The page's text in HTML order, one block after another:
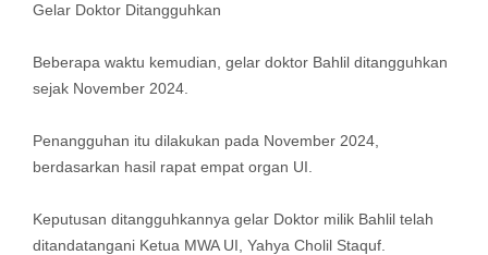
Gelar Doktor Ditangguhkan
Beberapa waktu kemudian, gelar doktor Bahlil ditangguhkan
sejak November 2024.
Penangguhan itu dilakukan pada November 2024,
berdasarkan hasil rapat empat organ UI.
Keputusan ditangguhkannya gelar Doktor milik Bahlil telah
ditandatangani Ketua MWA UI, Yahya Cholil Staquf.